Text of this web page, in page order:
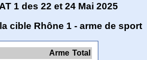
1 des 22 et 24 Mai 2025
cible Rhône 1 - arme de sport
Arme Total